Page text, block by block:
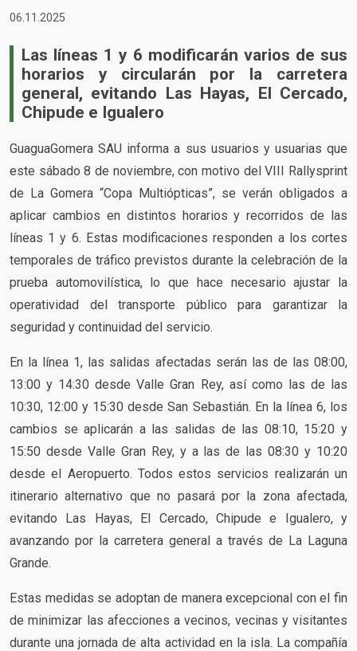
06.11.2025
Las líneas 1 y 6 modificarán varios de sus
horarios y circularán por la carretera
general, evitando Las Hayas, El Cercado,
Chipude e Igualero
GuaguaGomera SAU informa a sus usuarios y usuarias que
este sábado 8 de noviembre, con motivo del VIII Rallysprint
de La Gomera “Copa Multiópticas”, se verán obligados a
aplicar cambios en distintos horarios y recorridos de las
líneas 1 y 6. Estas modificaciones responden a los cortes
temporales de tráfico previstos durante la celebración de la
prueba automovilística, lo que hace necesario ajustar la
operatividad del transporte público para garantizar la
seguridad y continuidad del servicio.
En la línea 1, las salidas afectadas serán las de las 08:00,
13:00 y 14:30 desde Valle Gran Rey, así como las de las
10:30, 12:00 y 15:30 desde San Sebastián. En la línea 6, los
cambios se aplicarán a las salidas de las 08:10, 15:20 y
15:50 desde Valle Gran Rey, y a las de las 08:30 y 10:20
desde el Aeropuerto. Todos estos servicios realizarán un
itinerario alternativo que no pasará por la zona afectada,
evitando Las Hayas, El Cercado, Chipude e Igualero, y
avanzando por la carretera general a través de La Laguna
Grande.
Estas medidas se adoptan de manera excepcional con el fin
de minimizar las afecciones a vecinos, vecinas y visitantes
durante una jornada de alta actividad en la isla. La compañía